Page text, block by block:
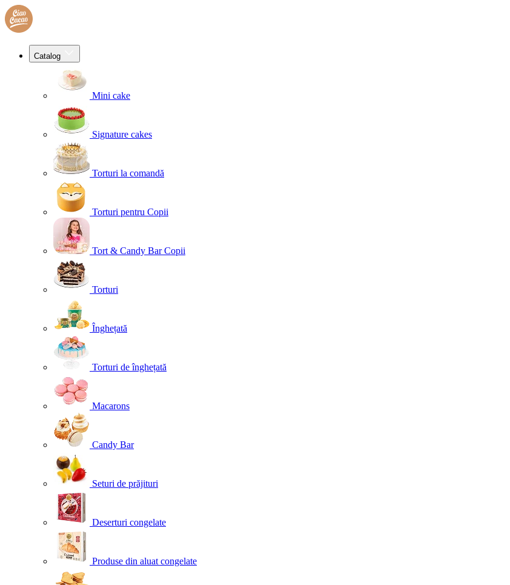
Catalog
Mini cake
Signature cakes
Torturi la comandă
Torturi pentru Copii
Tort & Candy Bar Copii
Torturi
Înghețată
Torturi de înghețată
Macarons
Candy Bar
Seturi de prăjituri
Deserturi congelate
Produse din aluat congelate